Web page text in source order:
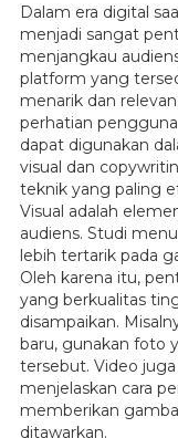
Dalam era digital
menjadi sangat
menjangkau
platform yang
menarik dan
perhatian
dapat digunakan
visual dan
teknik yang paling
Visual adalah
audiens. Studi
lebih tertarik pada
Oleh karena itu,
yang berkualitas
disampaikan.
baru, gunakan foto
tersebut. Video
menjelaskan cara
memberikan
ditawarkan.